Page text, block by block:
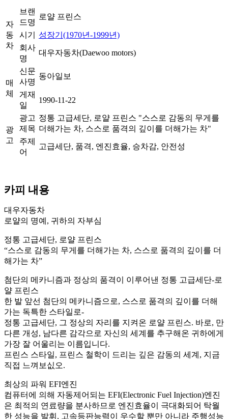
자
동
차
브랜
드명
로얄 프린스
시기
성장기(1970년-1999년)
회사
명
대우자동차(Daewoo motors)
매
체
신문
사명
동아일보
게재
일
1990-11-22
광
고
광고
제목
정통 고급세단, 로얄 프린스 "스스로 감동의 무게를
더해가는 차, 스스로 품격의 깊이를 더해가는 차"
주제
어
고급세단, 품격, 엔진효율, 승차감, 안전성
카피 내용
대우자동차
로얄의 명예, 귀하의 자부심
정통 고급세단, 로얄 프린스
“스스로 감동의 무게를 더해가는 차, 스스로 품격의 깊이를 더
해가는 차”
첨단의 메카니즘과 정상의 품격이 이루어낸 정통 고급세단-로
얄 프린스
한 발 앞선 첨단의 메카니즘으로, 스스로 품격의 깊이를 더해
가는 독특한 스타일로-
정통 고급세단, 그 정상의 자리를 지켜온 로얄 프린스. 바로, 만
다른 개성, 남다른 감각으로 자신의 세계를 추구해온 귀하에게
가장 잘 어울리는 이름입니다.
프린스 스타일, 프린스 철학이 드리는 깊은 감동의 세계, 지금
직접 느껴보싮오.
최상의 파워 EFI엔진
컴퓨터에 의해 자동제어되는 EFI(Electronic Fuel Injection)엔진
은 최적의 연료량을 분사하므로 엔진효율이 극대화되어 탁월
한 성능을 발휘, 고속등판능력이 우수할 뿐만 아니라 주행성능